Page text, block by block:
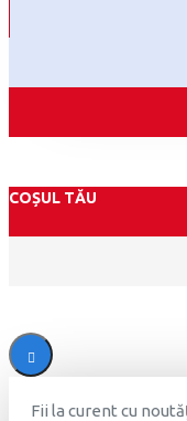
COȘUL TĂU
Fii la curent cu